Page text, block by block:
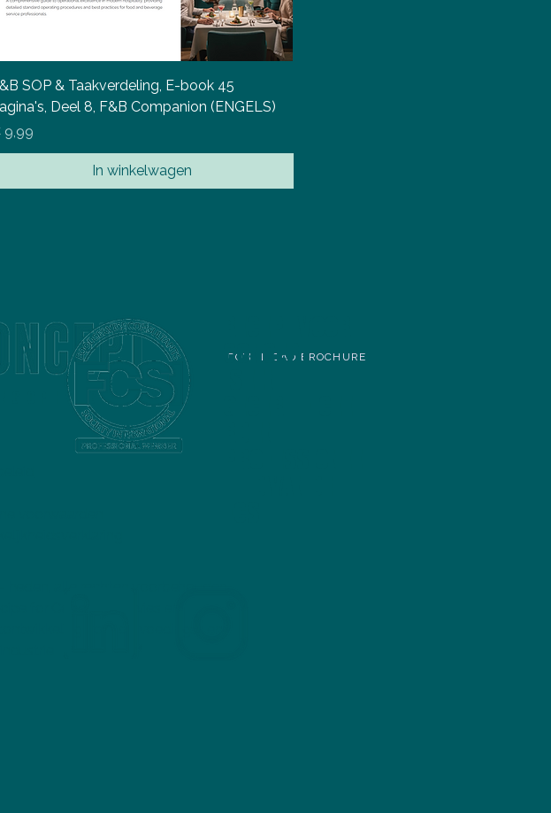
SOP & Taakverdeling, E-book 45
Deel 8, F&B Companion (ENGELS)
9,99
In winkelwagen
OP HET GEBIED VAN
DOWNLOAD BROCHURE
CONCEPT